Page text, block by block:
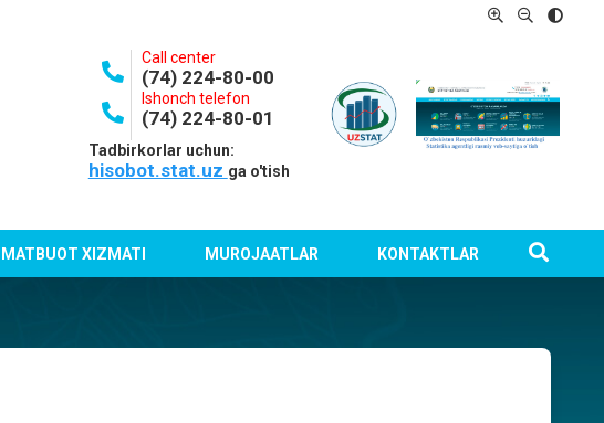
Call center
(74) 224-80-00
Ishonch telefon
(74) 224-80-01
Tadbirkorlar uchun:
hisobot.stat.uz ga o'tish
MATBUOT XIZMATI MUROJAATLAR KONTAKTLAR